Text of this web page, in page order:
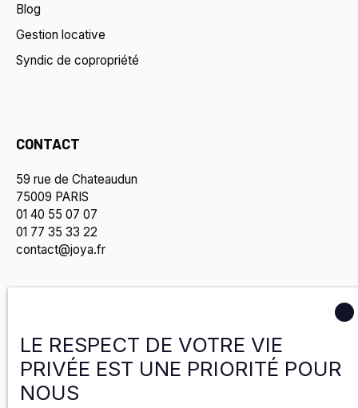
Blog
Gestion locative
Syndic de copropriété
CONTACT
59 rue de Chateaudun
75009 PARIS
01 40 55 07 07
01 77 35 33 22
contact@joya.fr
Politique de cookies
LE RESPECT DE VOTRE VIE
PRIVÉE EST UNE PRIORITÉ POUR
NOUS